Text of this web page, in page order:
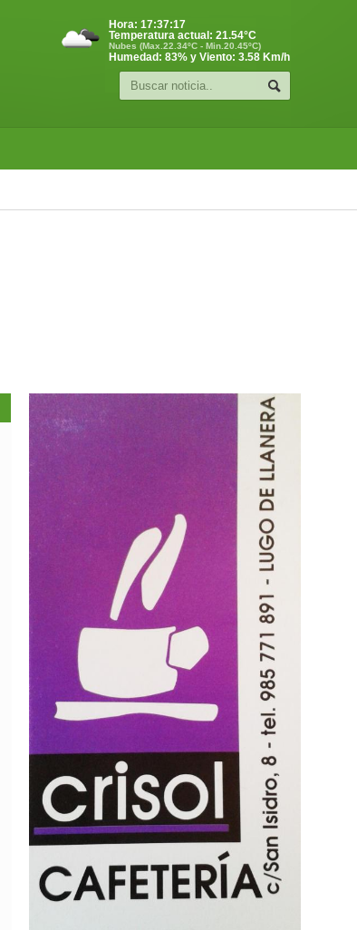
Hora: 17:37:17
Temperatura actual: 21.54°C
Nubes (Max.22.34ºC - Min.20.45ºC)
Humedad: 83% y Viento: 3.58 Km/h